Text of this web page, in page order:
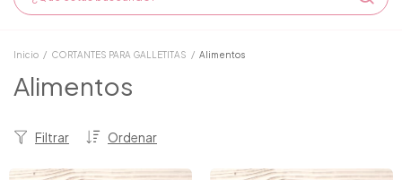
Inicio / CORTANTES PARA GALLETITAS / Alimentos
Alimentos
Ordenar
Filtrar